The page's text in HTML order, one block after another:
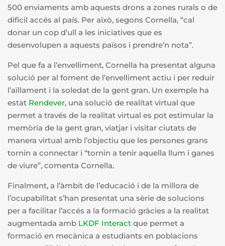
500 enviaments amb aquests drons a zones rurals o de
difícil accés al país. Per això, segons Cornella, “cal
donar un cop d’ull a les iniciatives que es
desenvolupen a aquests països i prendre’n nota”.
Pel que fa a l’envelliment, Cornella ha presentat alguna
solució per al foment de l’envelliment actiu i per reduir
l’aïllament i la soledat de la gent gran. Un exemple ha
estat Rendever, una solució de realitat virtual que
permet a través de la realitat virtual es pot estimular la
memòria de la gent gran, viatjar i visitar ciutats de
manera virtual amb l’objectiu que les persones grans
tornin a connectar i “tornin a tenir aquella llum i ganes
de viure”, comenta Cornella.
Finalment, a l’àmbit de l’educació i de la millora de
l’ocupabilitat s’han presentat una sèrie de solucions
per a facilitar l’accés a la formació gràcies a la realitat
augmentada amb LKDF Interact que permet a
formació en mecànica a estudiants en poblacions